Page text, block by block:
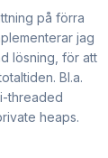
på förra
jag
lösning, för att
Bl.a.
threaded
heaps.